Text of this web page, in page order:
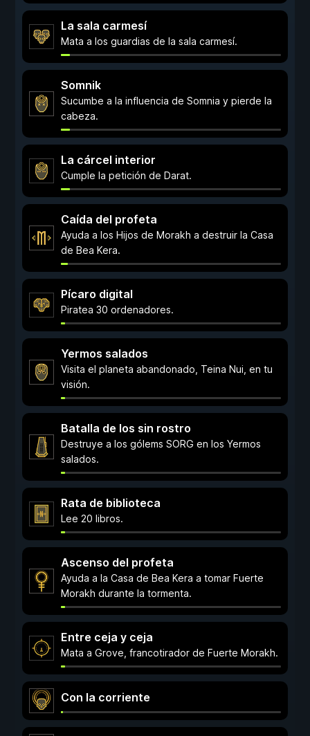
La sala carmesí
Mata a los guardias de la sala carmesí.
Somnik
Sucumbe a la influencia de Somnia y pierde la
cabeza.
La cárcel interior
Cumple la petición de Darat.
Caída del profeta
Ayuda a los Hijos de Morakh a destruir la Casa
de Bea Kera.
Pícaro digital
Piratea 30 ordenadores.
Yermos salados
Visita el planeta abandonado, Teina Nui, en tu
visión.
Batalla de los sin rostro
Destruye a los gólems SORG en los Yermos
salados.
Rata de biblioteca
Lee 20 libros.
Ascenso del profeta
Ayuda a la Casa de Bea Kera a tomar Fuerte
Morakh durante la tormenta.
Entre ceja y ceja
Mata a Grove, francotirador de Fuerte Morakh.
Con la corriente